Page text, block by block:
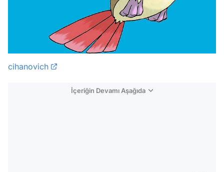
cihanovich
İçeriğin Devamı Aşağıda